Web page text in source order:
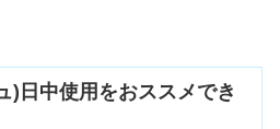
)日中使用をおススメでき